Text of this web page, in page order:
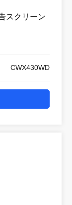
スクリーン
CWX430WD